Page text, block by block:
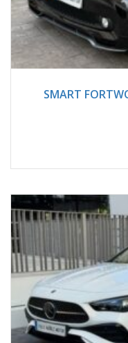
SMART